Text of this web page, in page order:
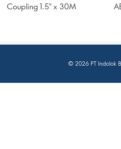
Coupling 1.5" x 30M
© 2026 PT Indolok